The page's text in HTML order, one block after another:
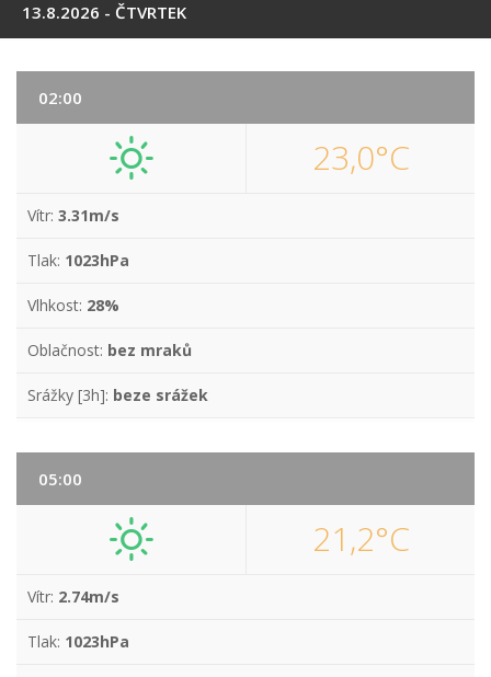
13.8.2026 - ČTVRTEK
02:00
23,0°C
Vítr: 3.31m/s
Tlak: 1023hPa
Vlhkost: 28%
Oblačnost: bez mraků
Srážky [3h]: beze srážek
05:00
21,2°C
Vítr: 2.74m/s
Tlak: 1023hPa